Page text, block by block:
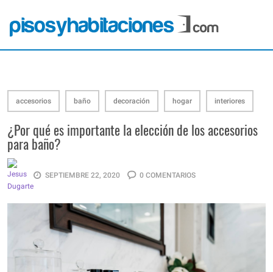
accesorios baño decoración hogar interiores
¿Por qué es importante la elección de los accesorios
para baño?
SEPTIEMBRE 22, 2020 0 COMENTARIOS